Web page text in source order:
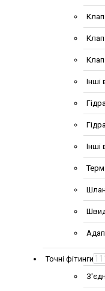
Інші
Інші
Точні фітинги